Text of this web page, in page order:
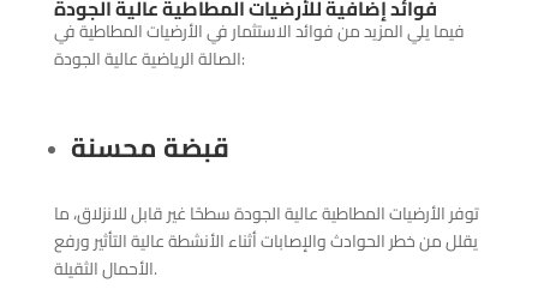
فوائد إضافية للأرضيات المطاطية عالية الجودة
فيما يلي المزيد من فوائد الاستثمار في الأرضيات المطاطية في
الصالة الرياضية عالية الجودة:
قبضة محسنة
توفر الأرضيات المطاطية عالية الجودة سطحًا غير قابل للانزلاق، ما
يقلل من خطر الحوادث والإصابات أثناء الأنشطة عالية التأثير ورفع
الأحمال الثقيلة.